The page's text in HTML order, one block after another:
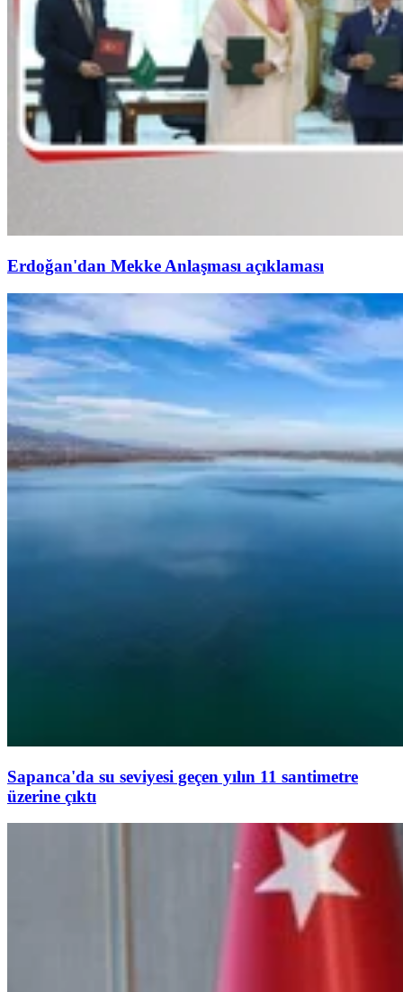
Erdoğan'dan Mekke Anlaşması açıklaması
Sapanca'da su seviyesi geçen yılın 11 santimetre
üzerine çıktı